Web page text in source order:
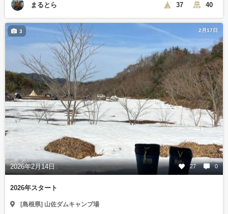
まるとら 37 40
2月17日
2026年2月14日 27 0
3
2026年スタート
[島根県] 山佐ダムキャンプ場